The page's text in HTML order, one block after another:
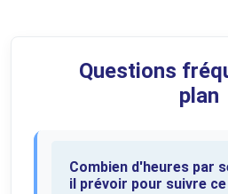
Questions
plan
Combien d'heures par
il prévoir pour suivre ce